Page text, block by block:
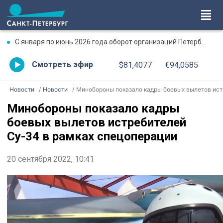
С января по июнь 2026 года оборот организаций Петербурга превысил 17,7 трлн рублей
Смотреть эфир $81,4077 €94,0585
Новости Новости Минобороны показало кадры боевых вылетов истребителей Су-34 в рамках спецоперации
Минобороны показало кадры
боевых вылетов истребителей
Су-34 в рамках спецоперации
20 сентября 2022, 10:41